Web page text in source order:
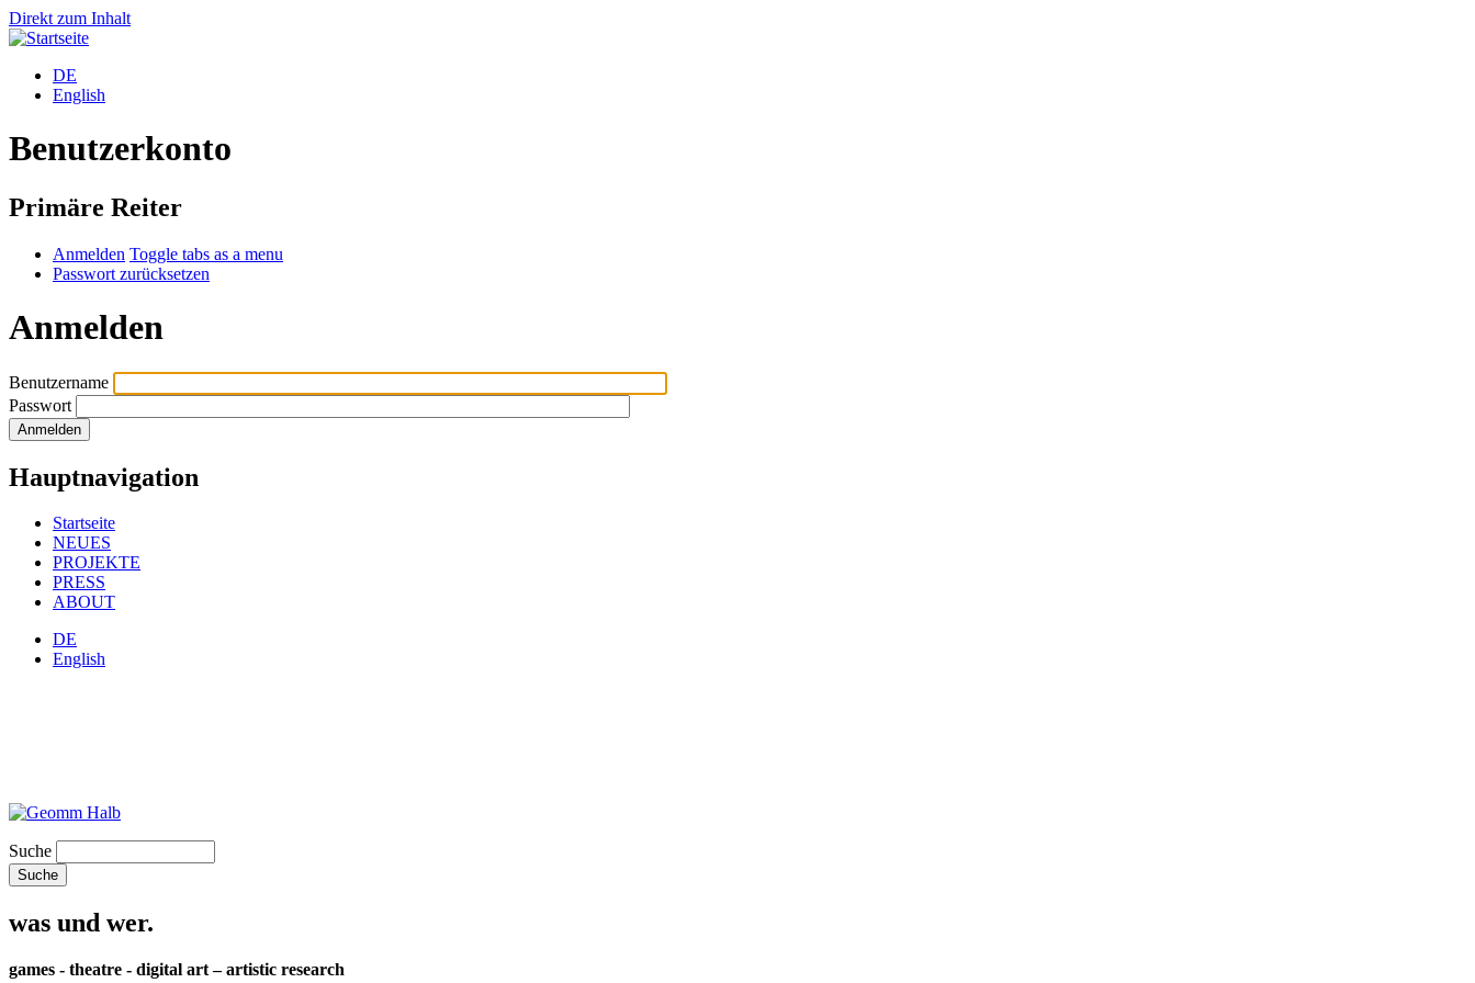
Direkt zum Inhalt
DE
English
Benutzerkonto
Primäre Reiter
Anmelden Toggle tabs as a menu
Passwort zurücksetzen
Anmelden
Benutzername
Passwort
Hauptnavigation
Startseite
NEUES
PROJEKTE
PRESS
ABOUT
DE
English
Suche
was und wer.
games - theatre - digital art – artistic research